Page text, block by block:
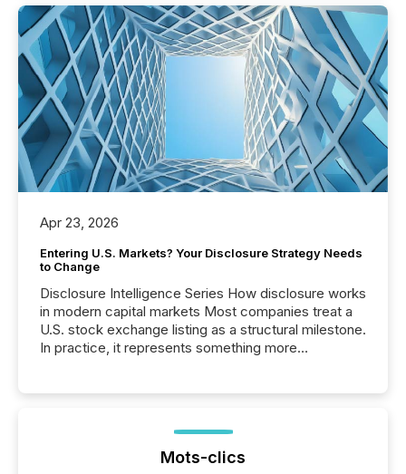
Apr 23, 2026
Entering U.S. Markets? Your Disclosure Strategy Needs
to Change
Disclosure Intelligence Series How disclosure works
in modern capital markets Most companies treat a
U.S. stock exchange listing as a structural milestone.
In practice, it represents something more
issuers are interlisted on U.S. exchanges, within a
broader group of 258 interlisted...
Mots-clics